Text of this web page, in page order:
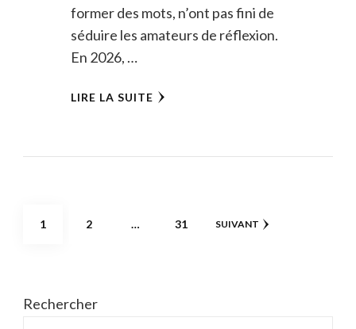
former des mots, n’ont pas fini de
séduire les amateurs de réflexion.
En 2026, …
LIRE LA SUITE
Pagination
PAGE
1 PAGE
2 … PAGE
31 SUIVANT
Rechercher